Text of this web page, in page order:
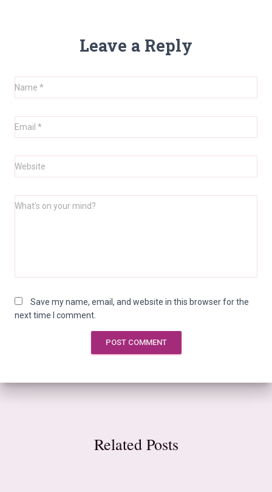
Leave a Reply
Name *
Email *
Website
What's on your mind?
Save my name, email, and website in this browser for the
next time I comment.
Related Posts